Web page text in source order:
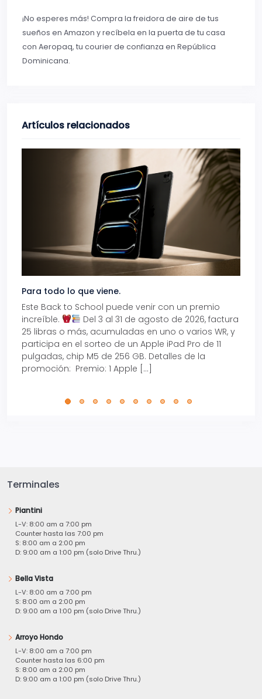
¡No esperes más! Compra la freidora de aire de tus
sueños en Amazon y recíbela en la puerta de tu casa
con Aeropaq, tu courier de confianza en República
Dominicana.
Artículos relacionados
Para todo lo que viene.
Este Back to School puede venir con un premio
increíble.
Del 3 al 31 de agosto de 2026, factura
25 libras o más, acumuladas en uno o varios WR, y
participa en el sorteo de un Apple iPad Pro de 11
pulgadas, chip M5 de 256 GB. Detalles de la
promoción: Premio: 1 Apple […]
Terminales
Piantini
L-V: 8:00 am a 7:00 pm
Counter hasta las 7:00 pm
S: 8:00 am a 2:00 pm
D: 9:00 am a 1:00 pm (solo Drive Thru.)
Bella Vista
L-V: 8:00 am a 7:00 pm
S: 8:00 am a 2:00 pm
D: 9:00 am a 1:00 pm (solo Drive Thru.)
Arroyo Hondo
L-V: 8:00 am a 7:00 pm
Counter hasta las 6:00 pm
S: 8:00 am a 2:00 pm
D: 9:00 am a 1:00 pm (solo Drive Thru.)